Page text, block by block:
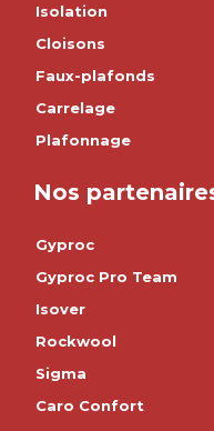
Isolation
Cloisons
Faux-plafonds
Carrelage
Plafonnage
Nos
Gyproc
Gyproc Pro Team
Isover
Rockwool
Sigma
Caro Confort